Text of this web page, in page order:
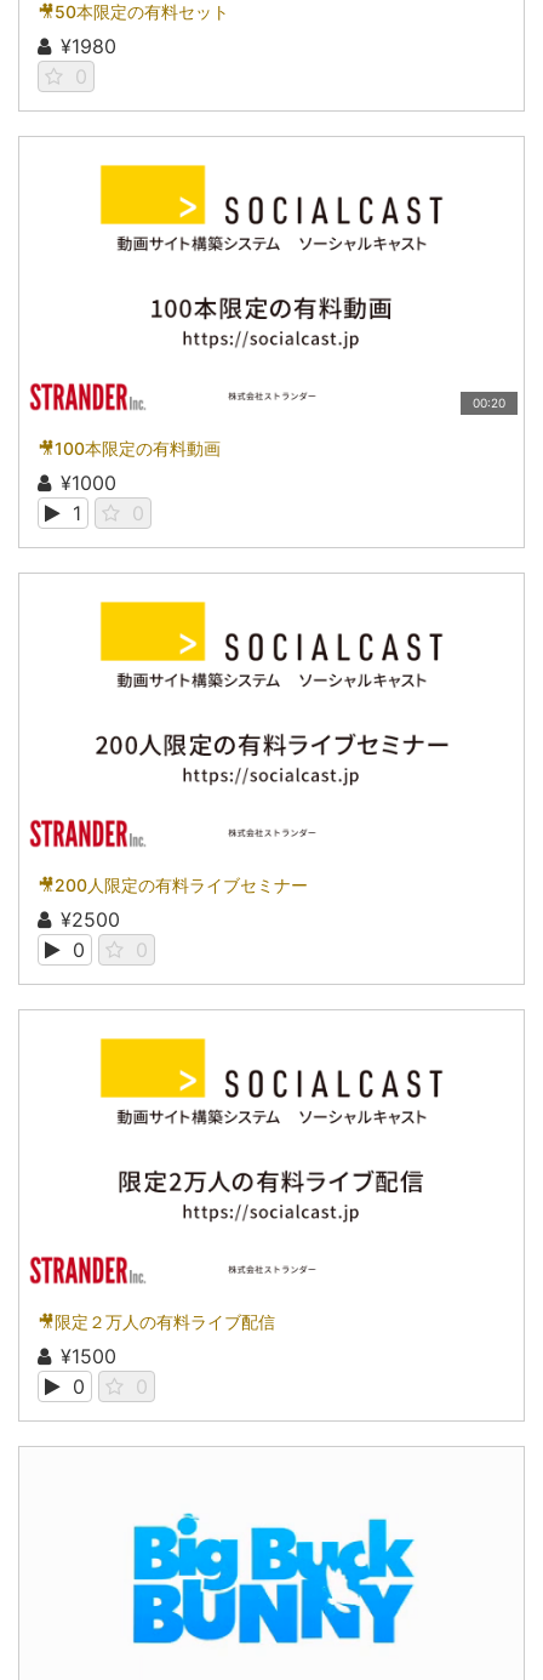
🎥50本限定の有料セット
¥1980
0
00:20
🎥100本限定の有料動画
¥1000
1
0
🎥200人限定の有料ライブセミナー
¥2500
0
0
🎥限定２万人の有料ライブ配信
¥1500
0
0